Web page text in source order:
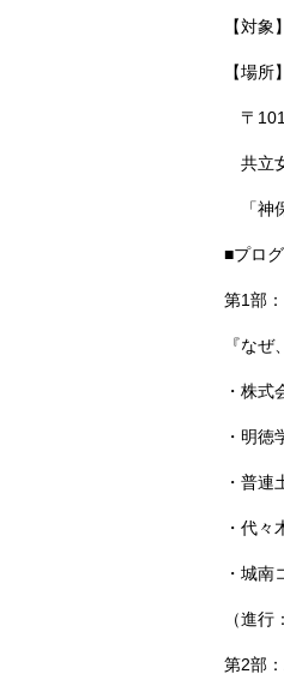
【対
【場
〒
共立
「神
■プロ
第1部
『な
・株
・明
・普
・代
・城
（進
第2部